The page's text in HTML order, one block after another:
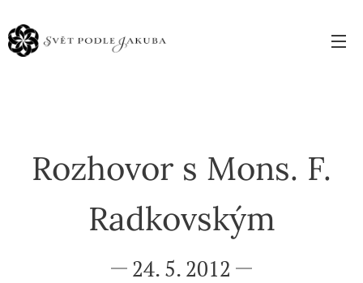
Rozhovor s Mons. F.
Radkovským
24. 5. 2012